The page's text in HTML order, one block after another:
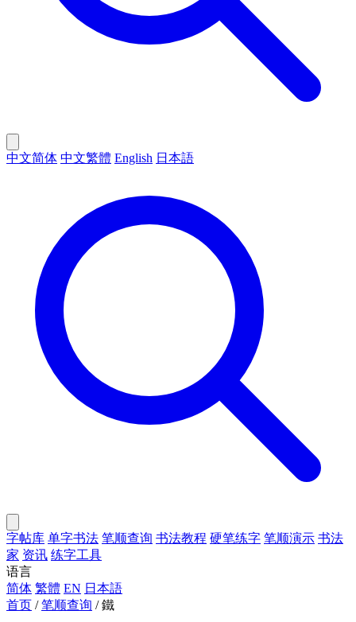
中文简体 中文繁體 English 日本語
字帖库 单字书法 笔顺查询 书法教程 硬笔练字 笔顺演示 书法
家 资讯 练字工具
语言
简体 繁體 EN 日本語
首页 / 笔顺查询 / 鐵